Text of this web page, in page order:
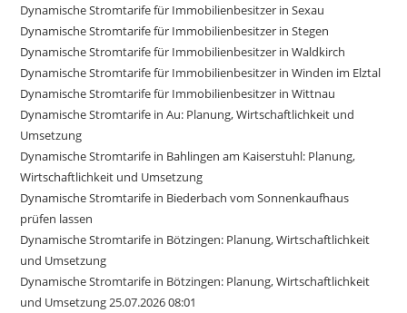
Dynamische Stromtarife für Immobilienbesitzer in Sexau
Dynamische Stromtarife für Immobilienbesitzer in Stegen
Dynamische Stromtarife für Immobilienbesitzer in Waldkirch
Dynamische Stromtarife für Immobilienbesitzer in Winden im Elztal
Dynamische Stromtarife für Immobilienbesitzer in Wittnau
Dynamische Stromtarife in Au: Planung, Wirtschaftlichkeit und
Umsetzung
Dynamische Stromtarife in Bahlingen am Kaiserstuhl: Planung,
Wirtschaftlichkeit und Umsetzung
Dynamische Stromtarife in Biederbach vom Sonnenkaufhaus
prüfen lassen
Dynamische Stromtarife in Bötzingen: Planung, Wirtschaftlichkeit
und Umsetzung
Dynamische Stromtarife in Bötzingen: Planung, Wirtschaftlichkeit
und Umsetzung 25.07.2026 08:01